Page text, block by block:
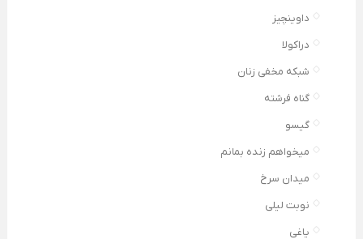
داوینچیز
دراکولا
شبکه مخفی زنان
گناه فرشته
گیسو
میخواهم زنده بمانم
میدان سرخ
نوبت لیلی
یاغی